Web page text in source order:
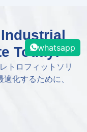
Today!
トロフィットソリ
化するために、
whatsapp